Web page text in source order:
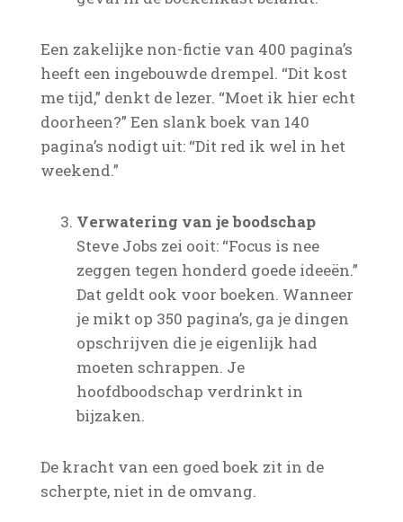
Een zakelijke non-fictie van 400 pagina’s
heeft een ingebouwde drempel. “Dit kost
me tijd,” denkt de lezer. “Moet ik hier echt
doorheen?” Een slank boek van 140
pagina’s nodigt uit: “Dit red ik wel in het
weekend.”
Verwatering van je boodschap
Steve Jobs zei ooit: “Focus is nee
zeggen tegen honderd goede ideeën.”
Dat geldt ook voor boeken. Wanneer
je mikt op 350 pagina’s, ga je dingen
opschrijven die je eigenlijk had
moeten schrappen. Je
hoofdboodschap verdrinkt in
bijzaken.
De kracht van een goed boek zit in de
scherpte, niet in de omvang.